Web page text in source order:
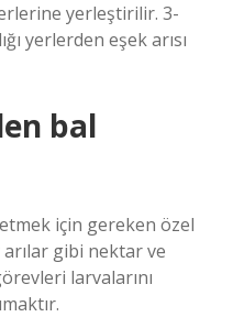
yerleştirilir. 3-
yerlerden eşek arısı
bal
için gereken özel
gibi nektar ve
larvalarını